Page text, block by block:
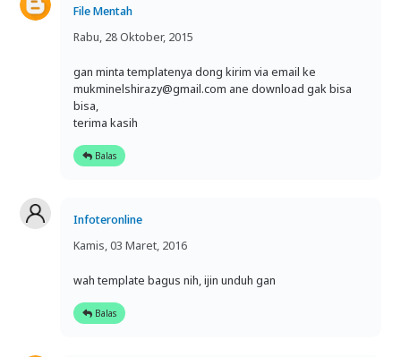
File Mentah
Rabu, 28 Oktober, 2015
gan minta templatenya dong kirim via email ke
mukminelshirazy@gmail.com ane download gak bisa
bisa,
terima kasih
Balas
Infoteronline
Kamis, 03 Maret, 2016
wah template bagus nih, ijin unduh gan
Balas